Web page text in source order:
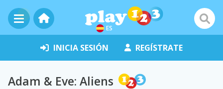
ES
INICIA SESIÓN REGÍSTRATE
Adam & Eve: Aliens